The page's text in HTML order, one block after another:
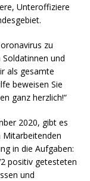
Unteroffiziere
zu
und
als gesamte
beweisen Sie
ganz herzlich!“
2020, gibt es
Mitarbeitenden
in die Aufgaben:
positiv getesteten
und